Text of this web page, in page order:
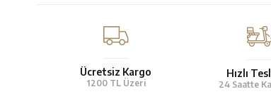
Ücretsiz Kargo
1200 TL Üzeri
Hızlı
24 Saatte